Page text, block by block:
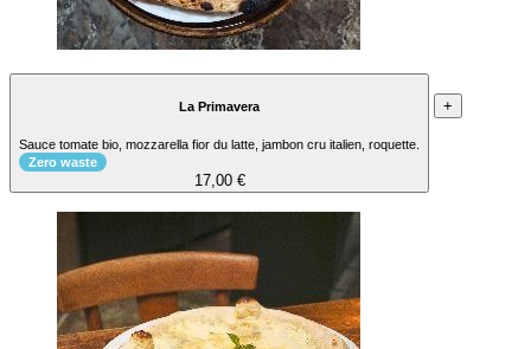
La Primavera
Sauce tomate bio, mozzarella fior du latte, jambon cru italien, roquette.
Zero waste
17,00 €
+